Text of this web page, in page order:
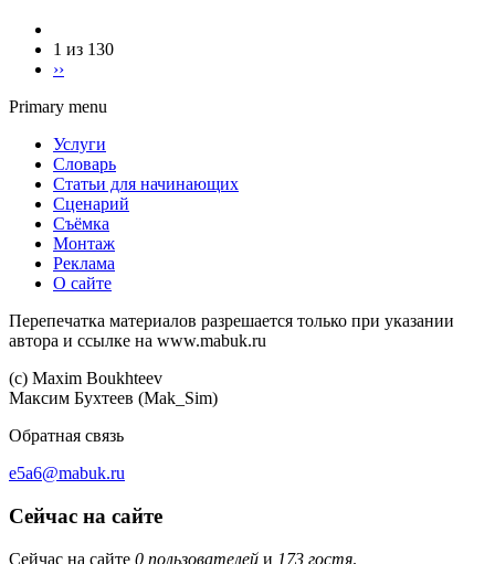
1 из 130
››
Primary menu
Услуги
Словарь
Статьи для начинающих
Сценарий
Съёмка
Монтаж
Реклама
О сайте
Перепечатка материалов разрешается только при указании
автора и ссылке на www.mabuk.ru
(c) Maхim Boukhteev
Максим Бухтеев (Mak_Sim)
Обратная связь
e5a6@mabuk.ru
Сейчас на сайте
Сейчас на сайте 0 пользователей и 173 гостя.